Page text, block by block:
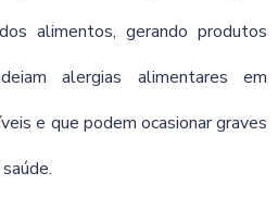
alimentos, gerando produtos
alergias alimentares em
e que podem ocasionar graves